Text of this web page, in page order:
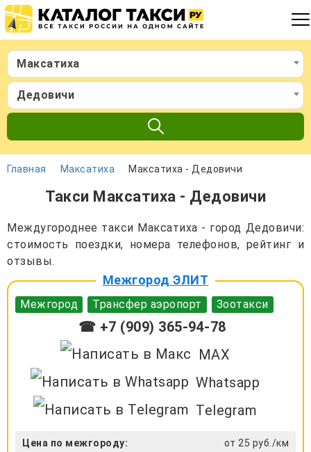
Максатиха
Дедовичи
Главная Максатиха Максатиха - Дедовичи
Такси Максатиха - Дедовичи
Междугороднее такси Максатиха - город Дедовичи:
стоимость поездки, номера телефонов, рейтинг и
отзывы.
Межгород ЭЛИТ
Межгород Трансфер аэропорт Зоотакси
☎ +7 (909) 365-94-78
MAX
Whatsapp
Telegram
Цена по межгороду: от 25 руб./км